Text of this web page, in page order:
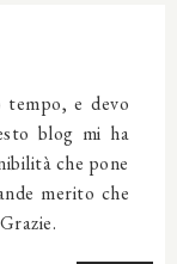
e devo
blog mi ha
che pone
merito che